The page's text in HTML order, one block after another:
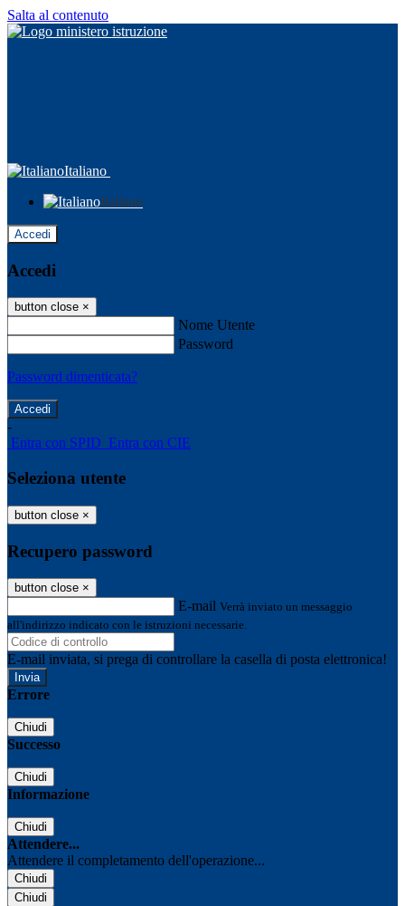
Salta al contenuto
Italiano
Italiano
Accedi
Accedi
button close ×
Nome Utente
Password
Password dimenticata?
-
Entra con SPID Entra con CIE
Seleziona utente
button close ×
Recupero password
button close ×
E-mail Verrà inviato un messaggio
all'indirizzo indicato con le istruzioni necessarie.
E-mail inviata, si prega di controllare la casella di posta elettronica!
Errore
Chiudi
Successo
Chiudi
Informazione
Chiudi
Attendere...
Attendere il completamento dell'operazione...
Chiudi
Chiudi